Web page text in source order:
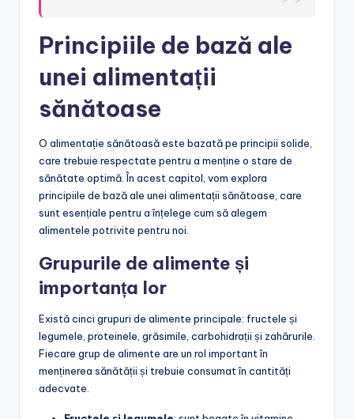
Principiile de bază ale
unei alimentații
sănătoase
O alimentație sănătoasă este bazată pe principii solide,
care trebuie respectate pentru a menține o stare de
sănătate optimă. În acest capitol, vom explora
principiile de bază ale unei alimentații sănătoase, care
sunt esențiale pentru a înțelege cum să alegem
alimentele potrivite pentru noi.
Grupurile de alimente și
importanța lor
Există cinci grupuri de alimente principale: fructele și
legumele, proteinele, grăsimile, carbohidrații și zahărurile.
Fiecare grup de alimente are un rol important în
menținerea sănătății și trebuie consumat în cantități
adecvate.